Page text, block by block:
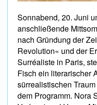
Sonnabend, 20. Juni
anschließende
nach Gründung der
Revolution« und der
Surréaliste in Paris,
Fisch ein literarischer
sürrealistischen
dem Programm. Nora